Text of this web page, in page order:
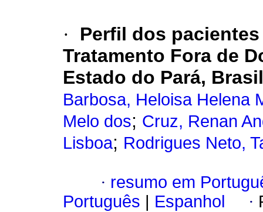
·
Perfil dos
Tratamento Fora de
Estado do Pará, Brasil
Barbosa, Heloisa Helena
Melo dos; Cruz, Renan
Lisboa; Rodrigues Neto,
· resumo em
Português
Espanhol ·